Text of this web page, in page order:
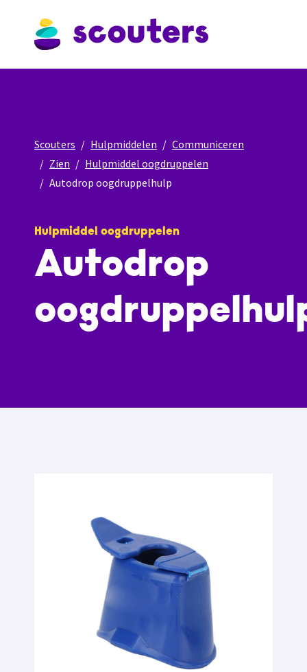
Scouters Hulpmiddelen
Communiceren
Zien
Hulpmiddel oogdruppelen
Autodrop oogdruppelhulp
Hulpmiddel oogdruppelen
Autodrop